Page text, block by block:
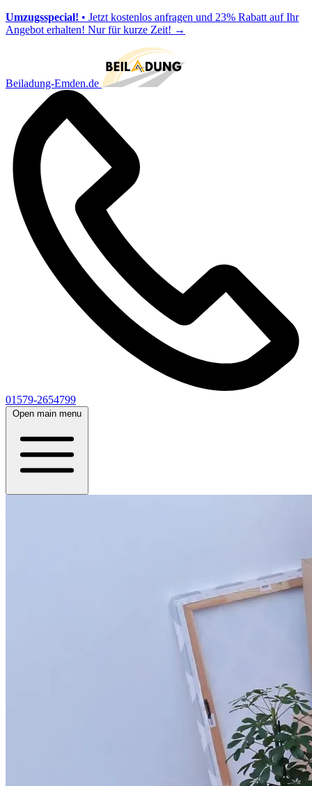
Umzugsspecial! • Jetzt kostenlos anfragen und 23% Rabatt auf Ihr
Angebot erhalten! Nur für kurze Zeit! →
Beiladung-Emden.de
01579-2654799
Open main menu